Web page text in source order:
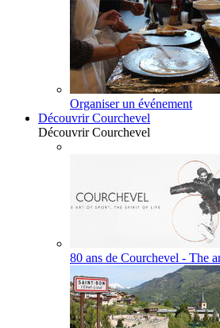
Organiser un événement
Découvrir Courchevel
Découvrir Courchevel
80 ans de Courchevel - The